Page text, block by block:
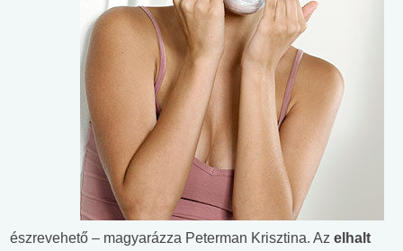
észrevehető – magyarázza Peterman Krisztina. Az elhalt